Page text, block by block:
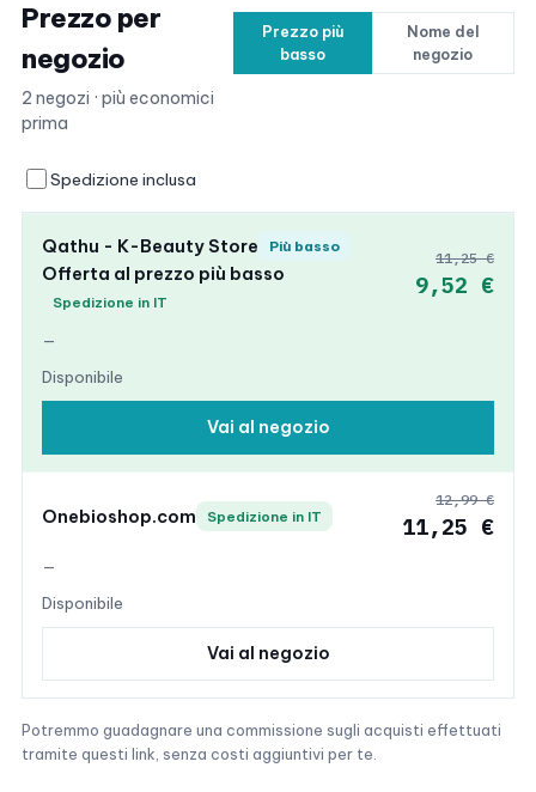
Prezzo per
negozio
2 negozi · più economici
prima
Prezzo più
basso
Nome del
negozio
Spedizione inclusa
Qathu - K-Beauty Store Più basso
Offerta al prezzo più basso
Spedizione in IT
—
Disponibile
11,25 €
9,52 €
Vai al negozio
Onebioshop.com Spedizione in IT
—
Disponibile
12,99 €
11,25 €
Vai al negozio
Potremmo guadagnare una commissione sugli acquisti effettuati
tramite questi link, senza costi aggiuntivi per te.